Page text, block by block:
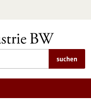
suchen